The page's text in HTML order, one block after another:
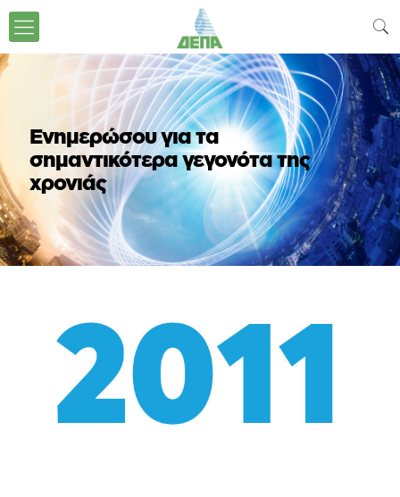
Ενημερώσου για τα
σημαντικότερα γεγονότα της
χρονιάς